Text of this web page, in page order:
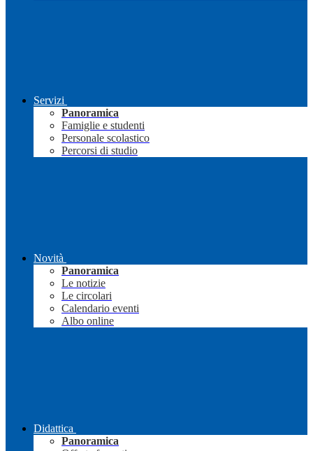
Servizi
Panoramica
Famiglie e studenti
Personale scolastico
Percorsi di studio
Novità
Panoramica
Le notizie
Le circolari
Calendario eventi
Albo online
Didattica
Panoramica